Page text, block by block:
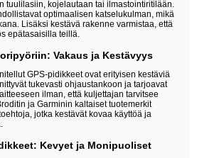
tuulilasiin, kojelautaan tai ilmastointiritilään.
optimaalisen katselukulman, mikä
Lisäksi kestävä rakenne varmistaa, että
epätasaisilla teillä.
Vakaus ja Kestävyys
GPS-pidikkeet ovat erityisen kestäviä
tukevasti ohjaustankoon ja tarjoavat
ilman, että kuljettajan tarvitsee
ja Garminin kaltaiset tuotemerkit
jotka kestävät kovaa käyttöä ja
Kevyet ja Monipuoliset